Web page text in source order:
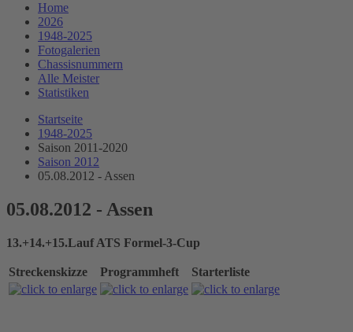
Home
2026
1948-2025
Fotogalerien
Chassisnummern
Alle Meister
Statistiken
Startseite
1948-2025
Saison 2011-2020
Saison 2012
05.08.2012 - Assen
05.08.2012 - Assen
13.+14.+15.Lauf ATS Formel-3-Cup
Streckenskizze Programmheft Starterliste